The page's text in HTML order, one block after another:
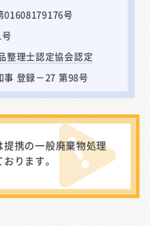
01608179176号
整理士認定協会認定
事 登録－27 第98号
携の一般廃棄物処理
ります。